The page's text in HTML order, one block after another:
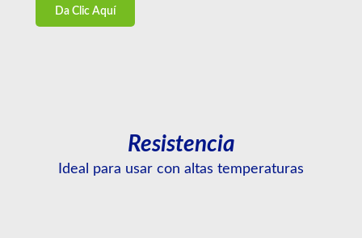
Da Clic Aquí
Resistencia
Ideal para usar con altas temperaturas